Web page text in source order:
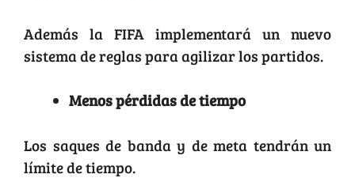
Además la FIFA implementará un nuevo
sistema de reglas para agilizar los partidos.
Menos pérdidas de tiempo
Los saques de banda y de meta tendrán un
límite de tiempo.